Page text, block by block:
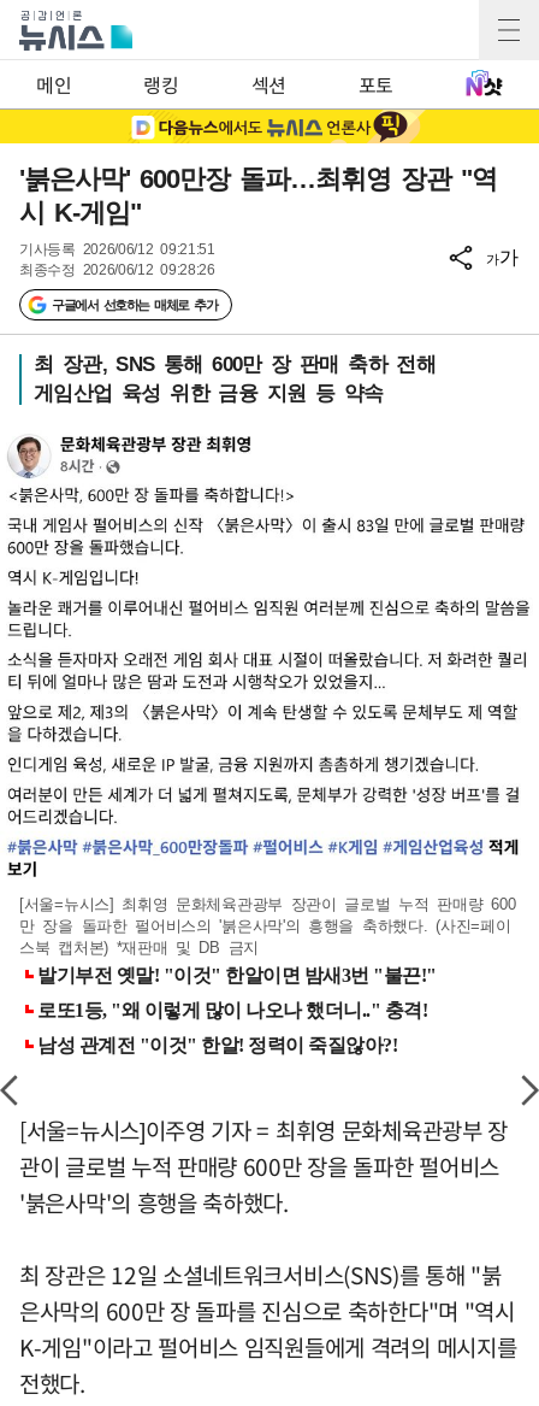
메인 랭킹 섹션 포토
'붉은사막' 600만장 돌파…최휘영 장관 "역
시 K-게임"
기사등록 2026/06/12 09:21:51
최종수정 2026/06/12 09:28:26
구글에서 선호하는 매체로 추가
가가
최 장관, SNS 통해 600만 장 판매 축하 전해
게임산업 육성 위한 금융 지원 등 약속
[서울=뉴시스] 최휘영 문화체육관광부 장관이 글로벌 누적 판매량 600
만 장을 돌파한 펄어비스의 '붉은사막'의 흥행을 축하했다. (사진=페이
스북 캡처본) *재판매 및 DB 금지
[서울=뉴시스]이주영 기자 = 최휘영 문화체육관광부 장
관이 글로벌 누적 판매량 600만 장을 돌파한 펄어비스
'붉은사막'의 흥행을 축하했다.
최 장관은 12일 소셜네트워크서비스(SNS)를 통해 "붉
은사막의 600만 장 돌파를 진심으로 축하한다"며 "역시
K-게임"이라고 펄어비스 임직원들에게 격려의 메시지를
전했다.